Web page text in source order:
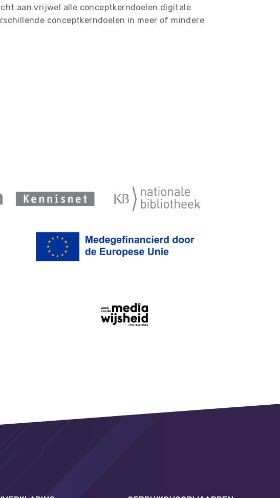
aan vrijwel alle conceptkerndoelen digitale
conceptkerndoelen in meer of mindere